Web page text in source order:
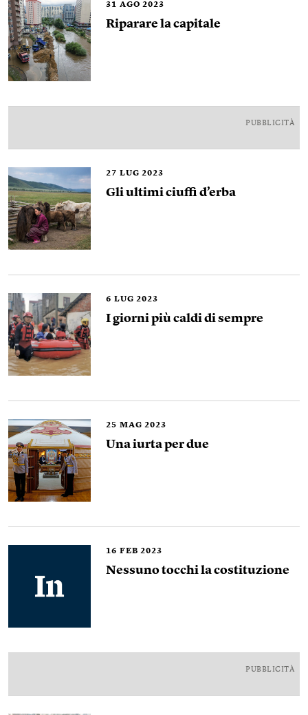
31 AGO 2023
Riparare la capitale
PUBBLICITÀ
27 LUG 2023
Gli ultimi ciuffi d’erba
6 LUG 2023
I giorni più caldi di sempre
25 MAG 2023
Una iurta per due
16 FEB 2023
Nessuno tocchi la costituzione
PUBBLICITÀ